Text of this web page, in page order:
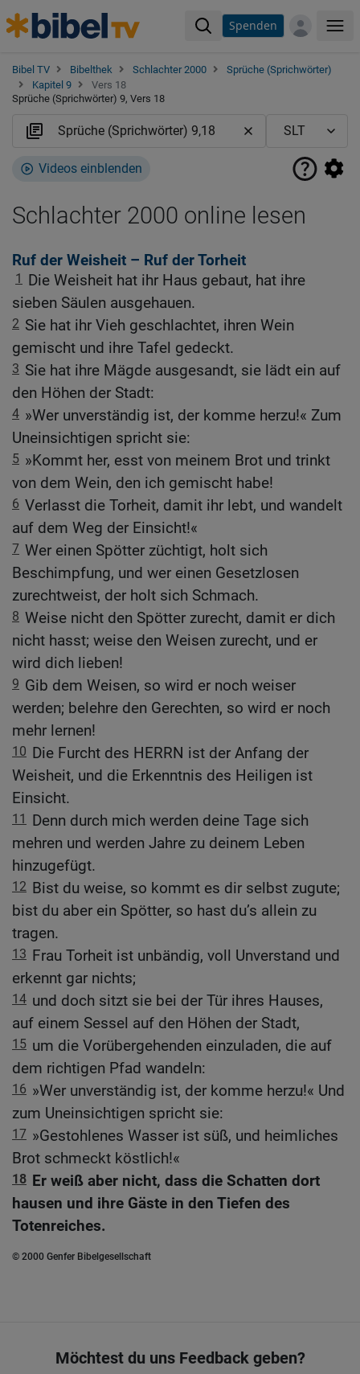
Spenden
Bibel TV Bibelthek Schlachter 2000
Sprüche (Sprichwörter)
Kapitel 9
Vers 18
Sprüche (Sprichwörter) 9, Vers 18
Videos einblenden
Schlachter 2000 online lesen
Ruf der Weisheit – Ruf der Torheit
1
Die Weisheit hat ihr Haus gebaut, hat ihre
sieben Säulen ausgehauen.
2 Sie hat ihr Vieh geschlachtet, ihren Wein
gemischt und ihre Tafel gedeckt.
3 Sie hat ihre Mägde ausgesandt, sie lädt ein auf
den Höhen der Stadt:
4 »Wer unverständig ist, der komme herzu!« Zum
Uneinsichtigen spricht sie:
5 »Kommt her, esst von meinem Brot und trinkt
von dem Wein, den ich gemischt habe!
6 Verlasst die Torheit, damit ihr lebt, und wandelt
auf dem Weg der Einsicht!«
7 Wer einen Spötter züchtigt, holt sich
Beschimpfung, und wer einen Gesetzlosen
zurechtweist, der holt sich Schmach.
8 Weise nicht den Spötter zurecht, damit er dich
nicht hasst; weise den Weisen zurecht, und er
wird dich lieben!
9 Gib dem Weisen, so wird er noch weiser
werden; belehre den Gerechten, so wird er noch
mehr lernen!
10 Die Furcht des HERRN ist der Anfang der
Weisheit, und die Erkenntnis des Heiligen ist
Einsicht.
11
Denn durch mich werden deine Tage sich
mehren und werden Jahre zu deinem Leben
hinzugefügt.
12 Bist du weise, so kommt es dir selbst zugute;
bist du aber ein Spötter, so hast du’s allein zu
tragen.
13 Frau Torheit ist unbändig, voll Unverstand und
erkennt gar nichts;
14 und doch sitzt sie bei der Tür ihres Hauses,
auf einem Sessel auf den Höhen der Stadt,
15 um die Vorübergehenden einzuladen, die auf
dem richtigen Pfad wandeln:
16 »Wer unverständig ist, der komme herzu!« Und
zum Uneinsichtigen spricht sie:
17 »Gestohlenes Wasser ist süß, und heimliches
Brot schmeckt köstlich!«
18 Er weiß aber nicht, dass die Schatten dort
hausen und ihre Gäste in den Tiefen des
Totenreiches.
© 2000 Genfer Bibelgesellschaft
Möchtest du uns Feedback geben?